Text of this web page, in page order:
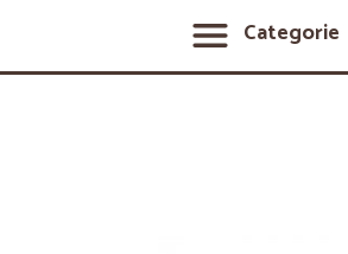
Categorie